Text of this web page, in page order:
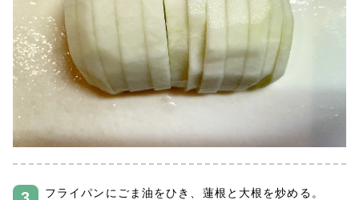
フライパンにごま油をひき、蓮根と大根を炒める。